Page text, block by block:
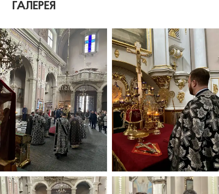
ГАЛЕРЕЯ